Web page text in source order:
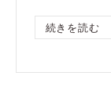
続きを読む